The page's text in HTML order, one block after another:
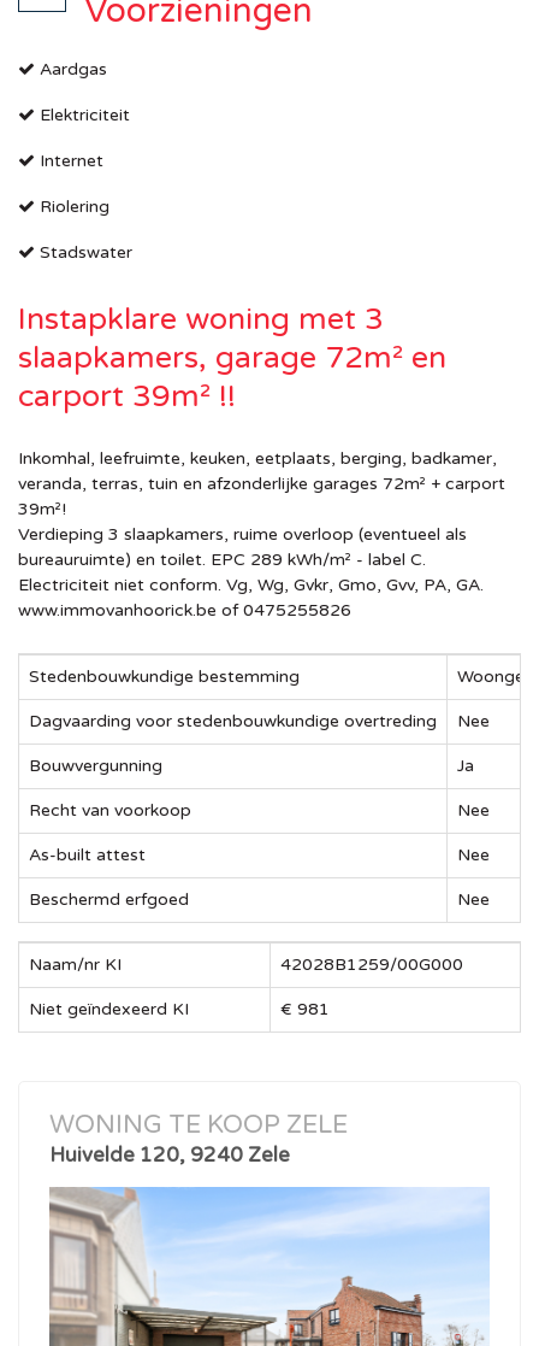
Voorzieningen
Aardgas
Elektriciteit
Internet
Riolering
Stadswater
Instapklare woning met 3
slaapkamers, garage 72m² en
carport 39m² !!
Inkomhal, leefruimte, keuken, eetplaats, berging, badkamer,
veranda, terras, tuin en afzonderlijke garages 72m² + carport
39m²!
Verdieping 3 slaapkamers, ruime overloop (eventueel als
bureauruimte) en toilet. EPC 289 kWh/m² - label C.
Electriciteit niet conform. Vg, Wg, Gvkr, Gmo, Gvv, PA, GA.
www.immovanhoorick.be of 0475255826
Stedenbouwkundige bestemming
Dagvaarding voor stedenbouwkundige overtreding Nee
Bouwvergunning Ja
Recht van voorkoop Nee
As-built attest Nee
Beschermd erfgoed Nee
Naam/nr KI 42028B1259/00G000
Niet geïndexeerd KI € 981
WONING TE KOOP ZELE
Huivelde 120, 9240 Zele